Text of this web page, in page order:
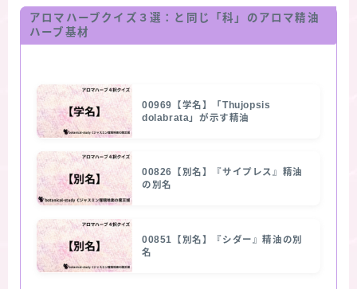
アロマハーブクイズ３選：と同じ「科」のアロマ精油
ハーブ基材
00969【学名】「Thujopsis
dolabrata」が示す精油
00826【別名】『サイプレス』精油
の別名
00851【別名】『シダー』精油の別
名